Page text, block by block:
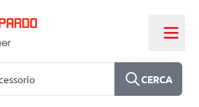
CERCA